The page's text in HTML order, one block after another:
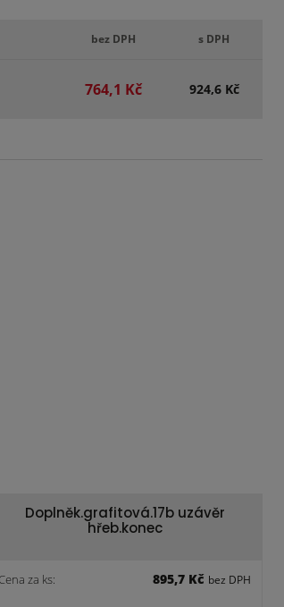
bez DPH s DPH
764,1 Kč 924,6 Kč
Doplněk.grafitová.17b uzávěr
hřeb.konec
Cena za ks: 895,7 Kč bez DPH